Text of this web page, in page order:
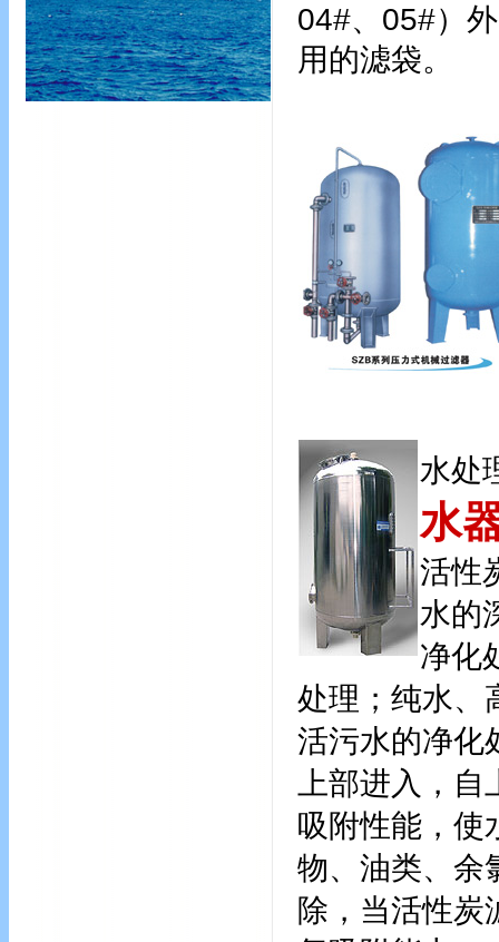
04#、05#）
用的滤袋。
水处
水
活性
水的
净化
处理；纯水、
活污水的净化
上部进入，
吸附性能，使
物、油类、余
除，当活性炭